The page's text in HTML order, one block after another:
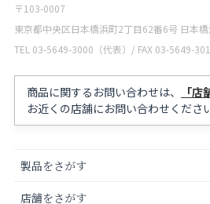
〒103-0007
東京都中央区日本橋浜町2丁目62番6号 日本
TEL 03-5649-3000（代表）/ FAX 03-5649-
商品に関するお問い合わせは、 「店
お近くの店舗にお問い合わせください
製品をさがす
店舗をさがす